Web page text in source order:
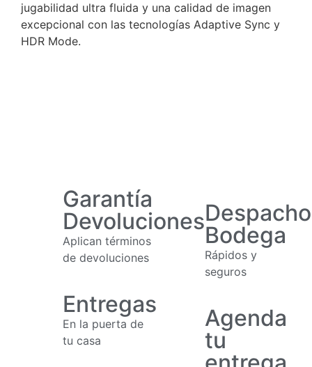
jugabilidad ultra fluida y una calidad de imagen
excepcional con las tecnologías Adaptive Sync y
HDR Mode.
Garantía
Devoluciones
Aplican términos
de devoluciones
Bodega
Rápidos y
seguros
Entregas
En la puerta de
tu casa
Agenda
tu